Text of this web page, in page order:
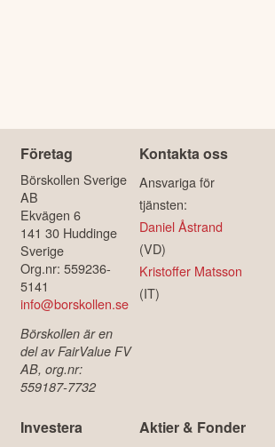
Företag
Börskollen Sverige
AB
Ekvägen 6
141 30 Huddinge
Sverige
Org.nr: 559236-
5141
info@borskollen.se
Börskollen är en
del av FairValue FV
AB, org.nr:
559187-7732
Kontakta oss
Ansvariga för
tjänsten:
Daniel Åstrand
(VD)
Kristoffer Matsson
(IT)
Investera Aktier & Fonder